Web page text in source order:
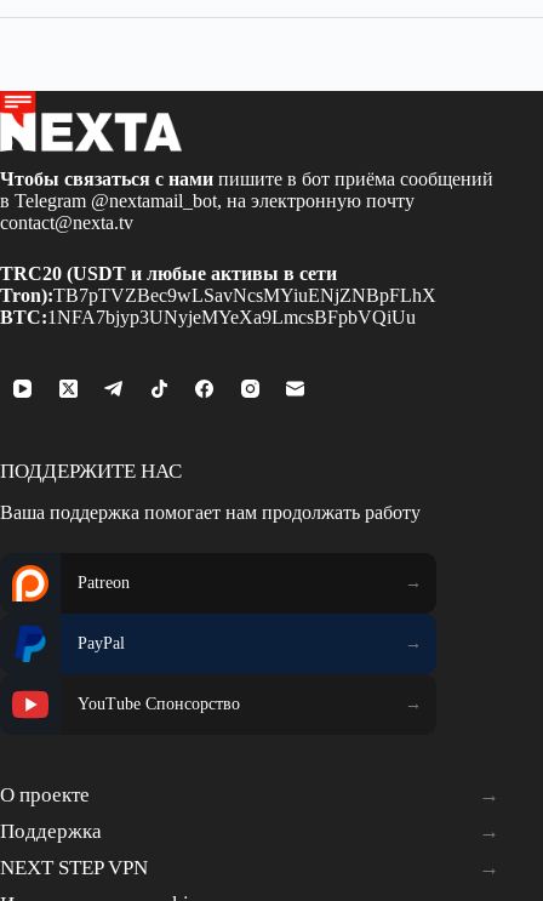
Чтобы связаться с нами пишите в бот приёма сообщений
в Telegram @nextamail_bot, на электронную почту
contact@nexta.tv
TRC20 (USDT и любые активы в сети
Tron):TB7pTVZBec9wLSavNcsMYiuENjZNBpFLhX
BTC:1NFA7bjyp3UNyjeMYeXa9LmcsBFpbVQiUu
ПОДДЕРЖИТЕ НАС
Ваша поддержка помогает нам продолжать работу
Patreon
PayPal
YouTube Спонсорство
О проекте
Поддержка
NEXT STEP VPN